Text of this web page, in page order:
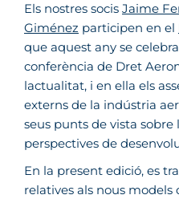
Els nostres socis Jaime
Giménez participen en el
que aquest any se
conferència de Dret
lactualitat, i en ella els
externs de la indústria
seus punts de vista sobre
perspectives de
En la present edició, es
relatives als nous models